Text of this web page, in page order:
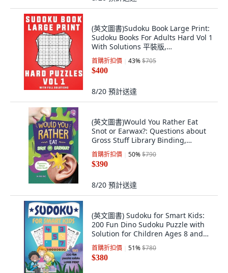
(英文圖書)Sudoku Book Large Print:
Sudoku Books For Adults Hard Vol 1
With Solutions 平裝版,
Independently Published, 英文
首購折扣價 43%$705
$400
8/20 預計送達
(英文圖書)Would You Rather Eat
Snot or Earwax?: Questions about
Gross Stuff Library Binding,
Capstone Press, 英文, 圖書館裝訂
首購折扣價 50%$790
$390
8/20 預計送達
(英文圖書) Sudoku for Smart Kids:
200 Fun Dino Sudoku Puzzle with
Solution for Children Ages 8 and
Up 平裝版, Lacramioara Rusu, 英文
首購折扣價 51%$780
$380